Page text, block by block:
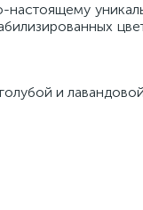
настоящему
и